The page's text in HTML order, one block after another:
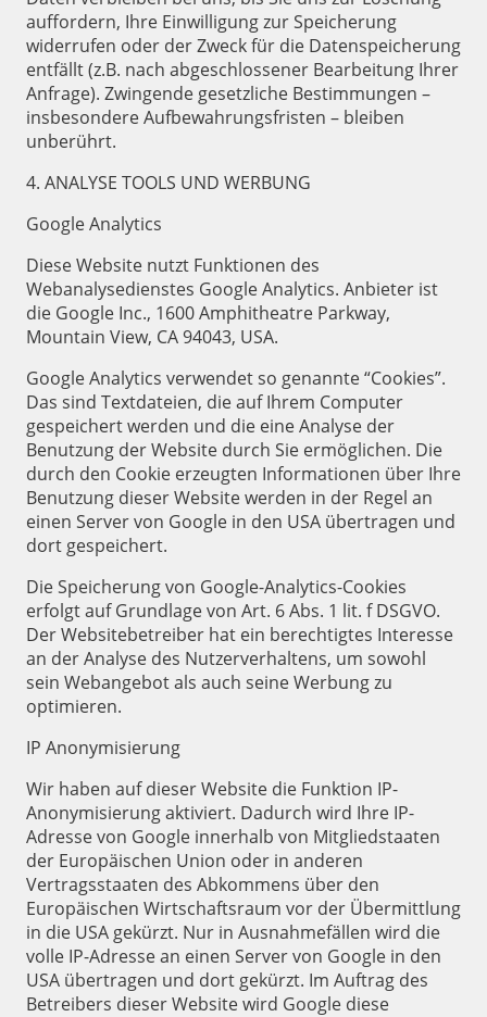
auffordern, Ihre Einwilligung zur Speicherung
widerrufen oder der Zweck für die Datenspeicherung
entfällt (z.B. nach abgeschlossener Bearbeitung Ihrer
Anfrage). Zwingende gesetzliche Bestimmungen –
insbesondere Aufbewahrungsfristen – bleiben
unberührt.
4. ANALYSE TOOLS UND WERBUNG
Google Analytics
Diese Website nutzt Funktionen des
Webanalysedienstes Google Analytics. Anbieter ist
die Google Inc., 1600 Amphitheatre Parkway,
Mountain View, CA 94043, USA.
Google Analytics verwendet so genannte “Cookies”.
Das sind Textdateien, die auf Ihrem Computer
gespeichert werden und die eine Analyse der
Benutzung der Website durch Sie ermöglichen. Die
durch den Cookie erzeugten Informationen über Ihre
Benutzung dieser Website werden in der Regel an
einen Server von Google in den USA übertragen und
dort gespeichert.
Die Speicherung von Google-Analytics-Cookies
erfolgt auf Grundlage von Art. 6 Abs. 1 lit. f DSGVO.
Der Websitebetreiber hat ein berechtigtes Interesse
an der Analyse des Nutzerverhaltens, um sowohl
sein Webangebot als auch seine Werbung zu
optimieren.
IP Anonymisierung
Wir haben auf dieser Website die Funktion IP-
Anonymisierung aktiviert. Dadurch wird Ihre IP-
Adresse von Google innerhalb von Mitgliedstaaten
der Europäischen Union oder in anderen
Vertragsstaaten des Abkommens über den
Europäischen Wirtschaftsraum vor der Übermittlung
in die USA gekürzt. Nur in Ausnahmefällen wird die
volle IP-Adresse an einen Server von Google in den
USA übertragen und dort gekürzt. Im Auftrag des
Betreibers dieser Website wird Google diese